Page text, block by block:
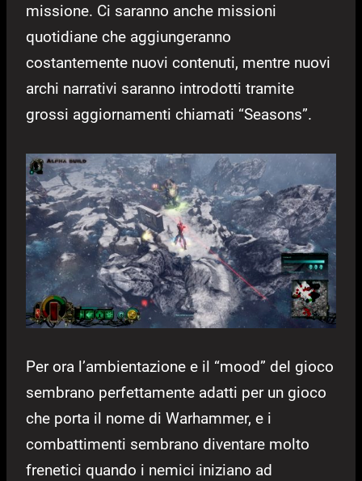
missione. Ci saranno anche missioni
quotidiane che aggiungeranno
costantemente nuovi contenuti, mentre nuovi
archi narrativi saranno introdotti tramite
grossi aggiornamenti chiamati “Seasons”.
Per ora l’ambientazione e il “mood” del gioco
sembrano perfettamente adatti per un gioco
che porta il nome di Warhammer, e i
combattimenti sembrano diventare molto
frenetici quando i nemici iniziano ad